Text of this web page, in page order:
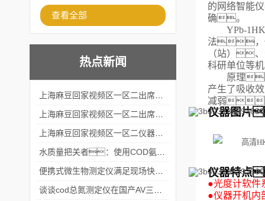
查看全部
热点新闻
的网络智能
确。
YPb-1HK
法，
（站）
科研单位等
原理
产生了吸收
减弱
仪器图片
仪器特
●光度计软
●仪器开机内